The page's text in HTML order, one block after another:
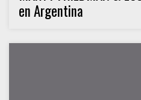
en Argentina